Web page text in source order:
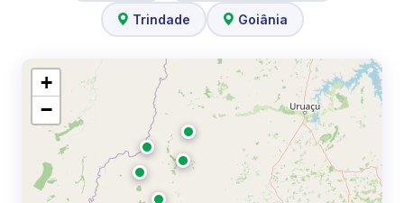
Trindade Goiânia
+
−